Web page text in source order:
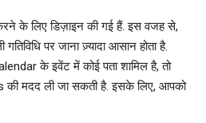
के लिए डिज़ाइन की गई हैं. इस वजह से,
पर जाना ज़्यादा आसान होता है.
के इवेंट में कोई पता शामिल है, तो
मदद ली जा सकती है. इसके लिए, आपको